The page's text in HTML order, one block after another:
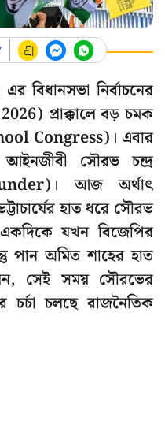
বিধানসভা নির্বাচনের
প্রাক্কালে বড় চমক
Congress)। এবার
সৌরভ চন্দ্র
আজ অর্থাৎ
হাত ধরে সৌরভ
যখন বিজেপির
পান অমিত শাহের হাত
সেই সময় সৌরভের
চলছে রাজনৈতিক